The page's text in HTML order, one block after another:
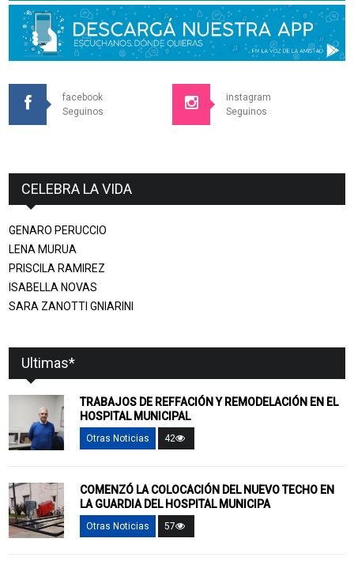
facebook
Seguinos
instagram
Seguinos
CELEBRA LA VIDA
GENARO PERUCCIO
LENA MURUA
PRISCILA RAMIREZ
ISABELLA NOVAS
SARA ZANOTTI GNIARINI
Ultimas*
TRABAJOS DE REFFACIÓN Y REMODELACIÓN EN EL
HOSPITAL MUNICIPAL
Otras Noticias 42
COMENZÓ LA COLOCACIÓN DEL NUEVO TECHO EN
LA GUARDIA DEL HOSPITAL MUNICIPA
Otras Noticias 57